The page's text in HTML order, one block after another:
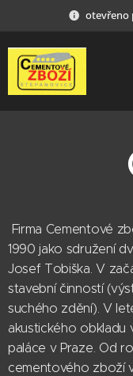
otevřeno
Firma Cementové
1990 jako sdružení
Josef Tobiška. V
stavební činností
suchého zdění). V
akustického obkladu
paláce v Praze. Od
cementového zboží